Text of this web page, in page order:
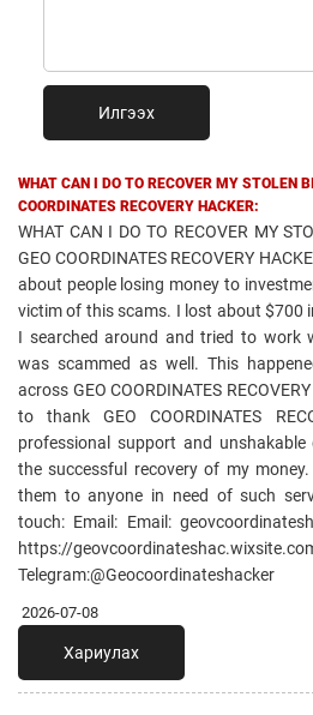
Илгээх
WHAT CAN I DO TO RECOVER MY STOLEN
COORDINATES RECOVERY HACKER:
WHAT CAN I DO TO RECOVER MY
GEO COORDINATES RECOVERY
about people losing money to
victim of this scams. I lost about $700
I searched around and tried to work
was scammed as well. This
across GEO COORDINATES
to thank GEO COORDINATES
professional support and
the successful recovery of my
them to anyone in need of such
touch: Email: Email:
https://
Telegram:@Geocoordinateshacker
2026-07-08
Хариулах